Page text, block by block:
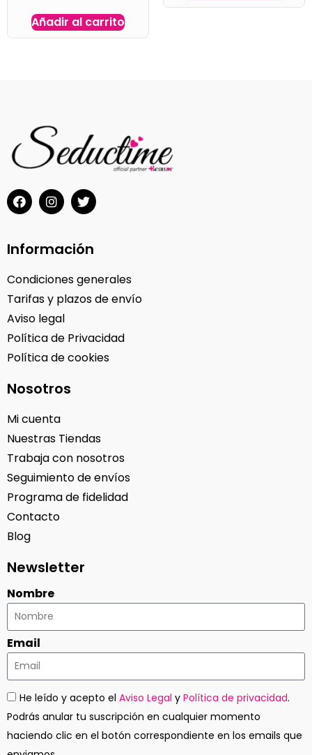
Añadir al carrito
Información
Condiciones generales
Tarifas y plazos de envío
Aviso legal
Política de Privacidad
Política de cookies
Nosotros
Mi cuenta
Nuestras Tiendas
Trabaja con nosotros
Seguimiento de envíos
Programa de fidelidad
Contacto
Blog
Newsletter
Nombre
Email
He leído y acepto el Aviso Legal y Política de privacidad.
Podrás anular tu suscripción en cualquier momento
haciendo clic en el botón correspondiente en los emails que